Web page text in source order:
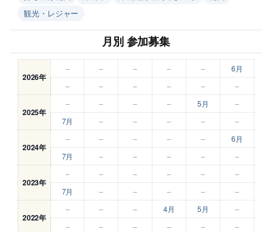
観光・レジャー
月別 参加募集
2026年
– – – – –
6月
–
– – – – –
2025年
– – – – 5月
–
7月
– – – – –
2024年
– – – – –
6月
7月
– – – – –
2023年
– – – – –
–
7月
– – – – –
2022年
– – – 4月 5月
–
–
– – – – –